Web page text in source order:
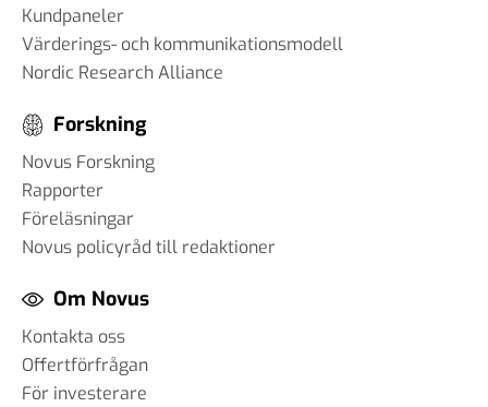
Kundpaneler
Värderings- och kommunikationsmodell
Nordic Research Alliance
Forskning
Novus Forskning
Rapporter
Föreläsningar
Novus policyråd till redaktioner
Om Novus
Kontakta oss
Offertförfrågan
För investerare